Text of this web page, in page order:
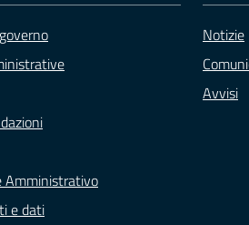
Amministrativo
e dati
Notizie
Avvisi